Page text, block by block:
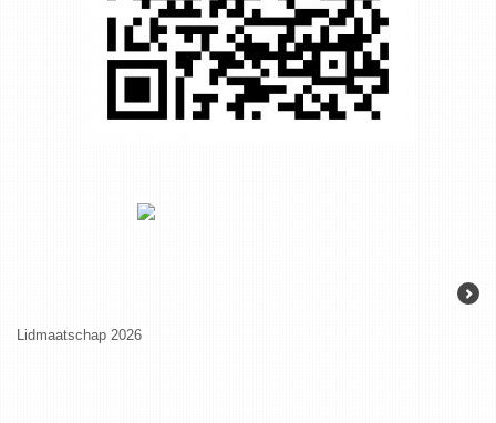
Lidmaatschap 2026